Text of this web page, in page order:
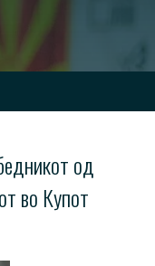
од
во Купот